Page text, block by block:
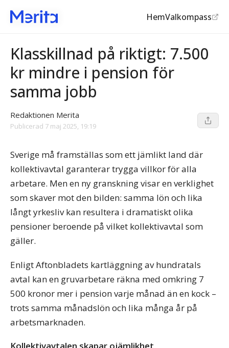
HemValkompass
Pensionerna
Klasskillnad på riktigt: 7.500
kr mindre i pension för
samma jobb
Redaktionen Merita
Publicerad 7 maj 2025, 19:19
Sverige må framställas som ett jämlikt land där
kollektivavtal garanterar trygga villkor för alla
arbetare. Men en ny granskning visar en verklighet
som skaver mot den bilden: samma lön och lika
långt yrkesliv kan resultera i dramatiskt olika
pensioner beroende på vilket kollektivavtal som
gäller.
Enligt Aftonbladets kartläggning av hundratals
avtal kan en gruvarbetare räkna med omkring 7
500 kronor mer i pension varje månad än en kock –
trots samma månadslön och lika många år på
arbetsmarknaden.